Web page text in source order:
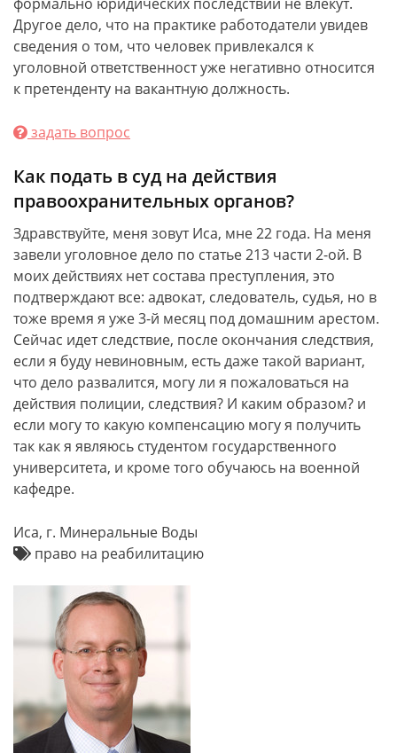
Другое дело, что на практике работодатели увидев
сведения о том, что человек привлекался к
уголовной ответственност уже негативно относится
к претенденту на вакантную должность.
задать вопрос
Как подать в суд на действия
правоохранительных органов?
Здравствуйте, меня зовут Иса, мне 22 года. На меня
завели уголовное дело по статье 213 части 2-ой. В
моих действиях нет состава преступления, это
подтверждают все: адвокат, следователь, судья, но в
тоже время я уже 3-й месяц под домашним арестом.
Сейчас идет следствие, после окончания следствия,
если я буду невиновным, есть даже такой вариант,
что дело развалится, могу ли я пожаловаться на
действия полиции, следствия? И каким образом? и
если могу то какую компенсацию могу я получить
так как я являюсь студентом государственного
университета, и кроме того обучаюсь на военной
кафедре.
Иса, г. Минеральные Воды
право на реабилитацию